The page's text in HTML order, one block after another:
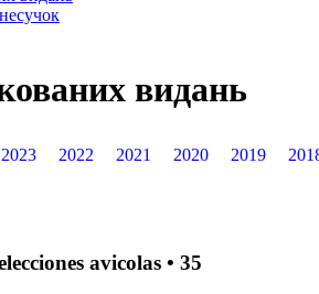
видань
2023 2022 2021 2020 2019
avicolas • 35